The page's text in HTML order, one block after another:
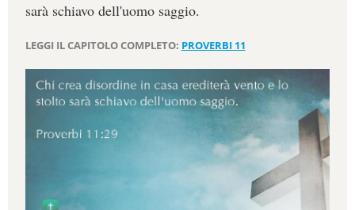
sarà schiavo dell'uomo saggio.
LEGGI IL CAPITOLO COMPLETO: PROVERBI 11